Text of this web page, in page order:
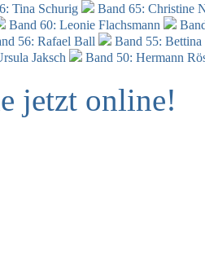
Tina Schurig
Band 65: Christine
Band 60: Leonie Flachsmann
56: Rafael Ball
Band 55:
Jaksch Band 50: Hermann
jetzt online!